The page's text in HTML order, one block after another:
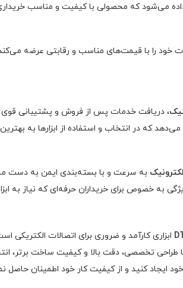
می‌شود که محصولی با کیفیت و مناسب
خود را با قیمت‌های مناسب و رقابتی عرضه
، دریافت خدمات پس از فروش و پشتیبانی قوی
می‌دهد که در انتخاب و استفاده از ابزارها به
به سرعت و با بسته‌بندی ایمن به دست
به خصوص برای خریداران حرفه‌ای که نیاز به
ابزاری کارآمد و ضروری برای اتصالات الکتریکی
طراحی تخصصی، دقت بالا و کیفیت ساخت برتر،
ایجاد کنید و از کیفیت کار خود اطمینان حاصل